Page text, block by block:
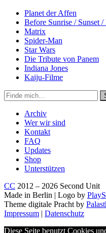
Planet der Affen
Before Sunrise / Sunset
Matrix
Spider-Man
Star Wars
Die Tribute von Panem
Indiana Jones
Kaiju-Filme
Suche
in
https://secondunit-
podcast.de/
Archiv
Wer wir sind
Kontakt
FAQ
Updates
Shop
Unterstützen
CC 2012 – 2026 Second Unit
Made in Berlin | Logo by
Theme digitale Pracht by
Impressum | Datenschutz
Diese Seite benutzt Cookies